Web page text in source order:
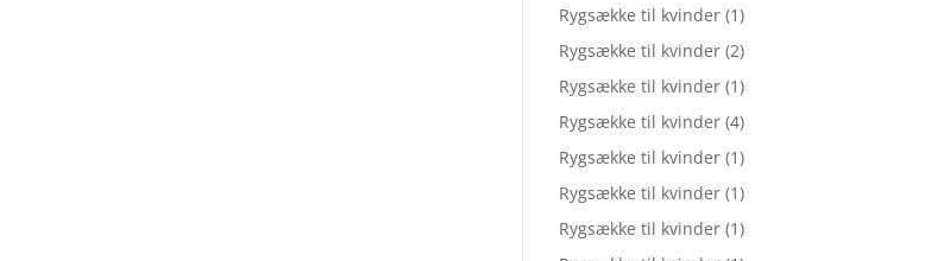
Rygsække til kvinder (1)
Rygsække til kvinder (2)
Rygsække til kvinder (1)
Rygsække til kvinder (4)
Rygsække til kvinder (1)
Rygsække til kvinder (1)
Rygsække til kvinder (1)